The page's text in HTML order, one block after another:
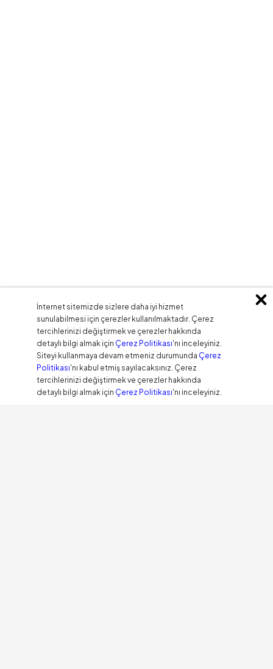
İnternet sitemizde sizlere daha iyi hizmet
sunulabilmesi için çerezler kullanılmaktadır. Çerez
tercihlerinizi değiştirmek ve çerezler hakkında
detaylı bilgi almak için Çerez Politikası'nı inceleyiniz.
Siteyi kullanmaya devam etmeniz durumunda Çerez
Politikası'nı kabul etmiş sayılacaksınız. Çerez
tercihlerinizi değiştirmek ve çerezler hakkında
detaylı bilgi almak için Çerez Politikası'nı inceleyiniz.